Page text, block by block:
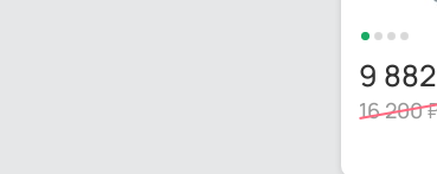
9 882
16 200